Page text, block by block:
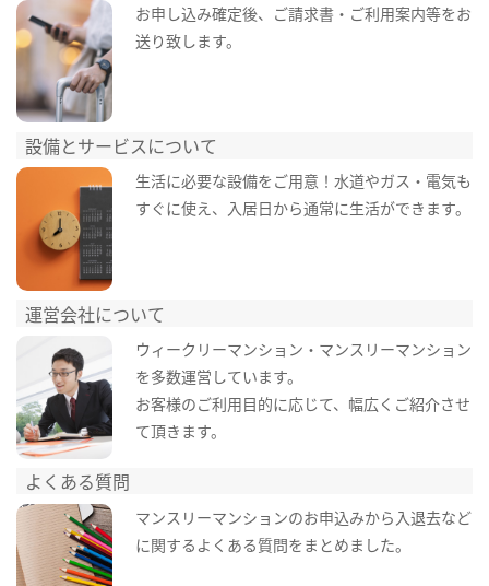
お申し込み確定後、ご請求書・ご利用案内等をお
送り致します。
設備とサービスについて
生活に必要な設備をご用意！水道やガス・電気も
すぐに使え、入居日から通常に生活ができます。
運営会社について
ウィークリーマンション・マンスリーマンション
を多数運営しています。
お客様のご利用目的に応じて、幅広くご紹介させ
て頂きます。
よくある質問
マンスリーマンションのお申込みから入退去など
に関するよくある質問をまとめました。